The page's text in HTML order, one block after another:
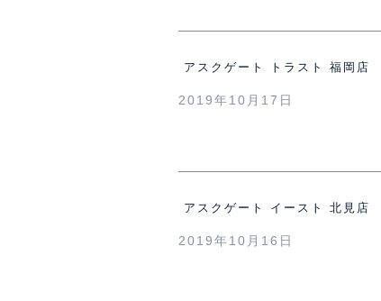
アスクゲート トラスト 福岡店
2019年10月17日
アスクゲート イースト 北見店
2019年10月16日